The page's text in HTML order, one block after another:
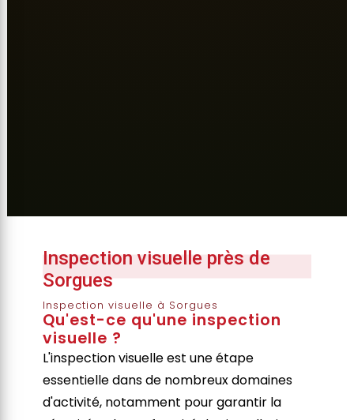
Inspection visuelle près de
Sorgues
Inspection visuelle à Sorgues
Qu'est-ce qu'une inspection
visuelle ?
L'inspection visuelle est une étape
essentielle dans de nombreux domaines
d'activité, notamment pour garantir la